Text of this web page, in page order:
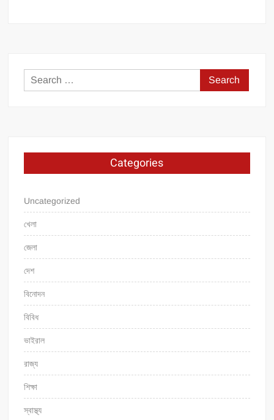
Search
for:
Categories
Uncategorized
খেলা
জেলা
দেশ
বিনোদন
বিবিধ
ভাইরাল
রাজ্য
শিক্ষা
স্বাস্থ্য